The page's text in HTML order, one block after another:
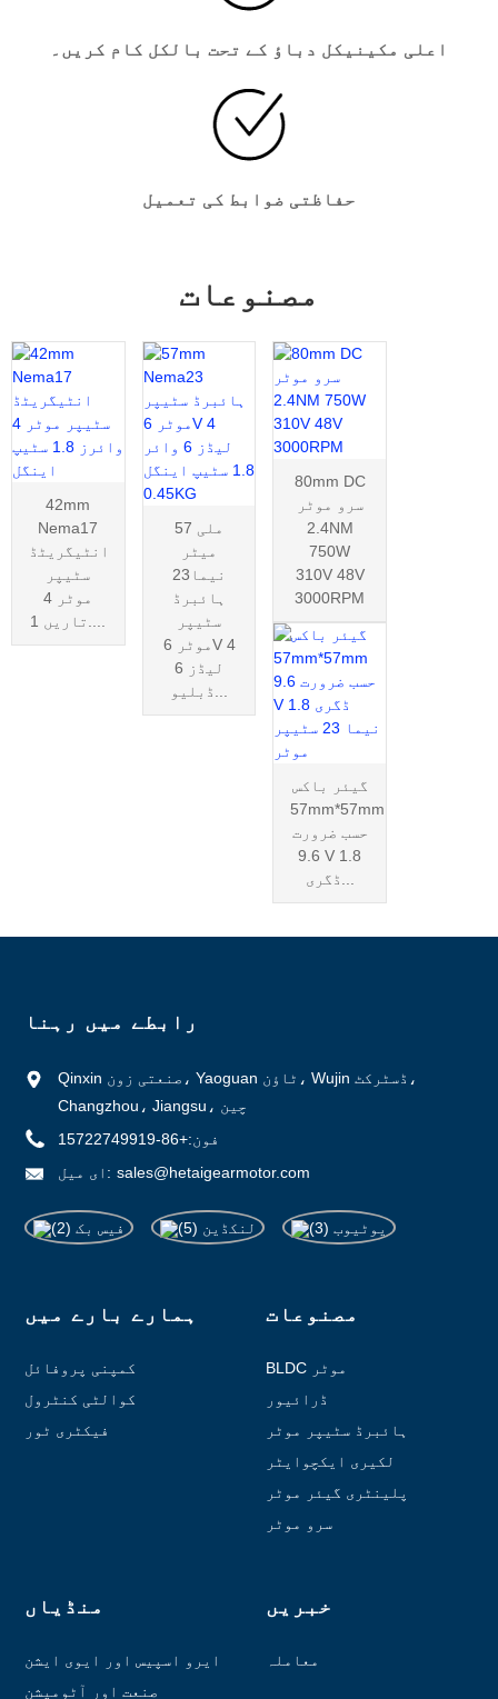
اعلی مکینیکل دباؤ کے تحت بالکل کام کریں۔
حفاظتی ضوابط کی تعمیل
مصنوعات
42mm
Nema17
انٹیگریٹڈ
سٹیپر
موٹر 4
57 ملی
میٹر
نیما23
ہائبرڈ
سٹیپر
موٹر 6V 4
لیڈز 6
80mm DC
سرو موٹر
2.4NM
750W
310V 48V
3000RPM
گیئر باکس
57mm*57mm
حسب ضرورت
9.6 V 1.8
رابطے میں رہنا
Qinxin صنعتی زون، Yaoguan ٹاؤن، Wujin ڈسٹرکٹ،
Changzhou، Jiangsu، چین
فون:+86-15722749919
ای میل: sales@hetaigearmotor.com
ہمارے بارے میں
کمپنی پروفائل
کوالٹی کنٹرول
فیکٹری ٹور
مصنوعات
BLDC موٹر
ڈرائیور
ہائبرڈ سٹیپر موٹر
لکیری ایکچوایٹر
پلینٹری گیئر موٹر
سرو موٹر
منڈیاں
ایرو اسپیس اور ایوی ایشن
صنعت اور آٹومیشن
خبریں
معاملہ